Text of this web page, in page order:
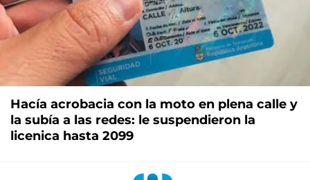
Hacía acrobacia con la moto en plena calle y
la subía a las redes: le suspendieron la
licenica hasta 2099